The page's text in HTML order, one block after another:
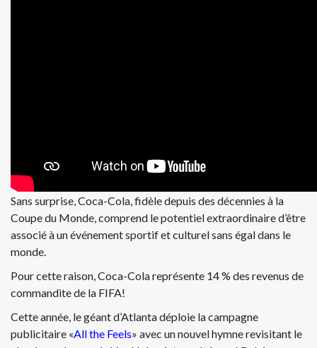
Sans surprise, Coca-Cola, fidèle depuis des décennies à la
Coupe du Monde, comprend le potentiel extraordinaire d’être
associé à un événement sportif et culturel sans égal dans le
monde.
Pour cette raison, Coca-Cola représente 14 % des revenus de
commandite de la FIFA!
Cette année, le géant d’Atlanta déploie la campagne
publicitaire «All the Feels» avec un nouvel hymne revisitant le